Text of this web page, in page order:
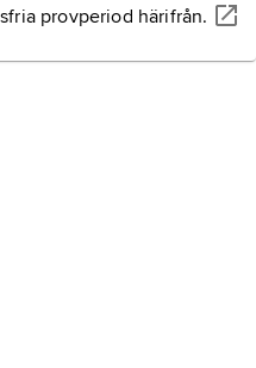
provperiod härifrån.